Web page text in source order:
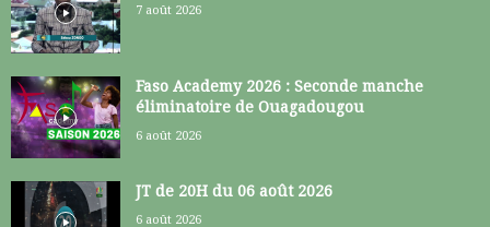
7 août 2026
Faso Academy 2026 : Seconde manche
éliminatoire de Ouagadougou
6 août 2026
JT de 20H du 06 août 2026
6 août 2026